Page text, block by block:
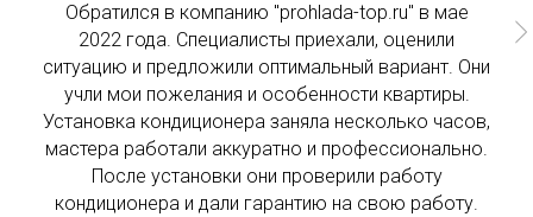
Обратился в компанию "prohlada-top.ru" в мае
2022 года. Специалисты приехали, оценили
ситуацию и предложили оптимальный вариант. Они
учли мои пожелания и особенности квартиры.
Установка кондиционера заняла несколько часов,
мастера работали аккуратно и профессионально.
После установки они проверили работу
кондиционера и дали гарантию на свою работу.